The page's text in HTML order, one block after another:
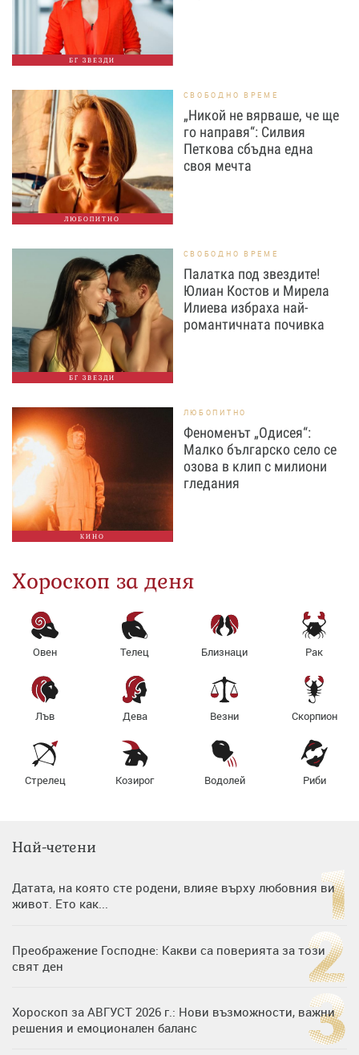
БГ ЗВЕЗДИ
ЛЮБОПИТНО
СВОБОДНО ВРЕМЕ
„Никой не вярваше, че ще
го направя“: Силвия
Петкова сбъдна една
своя мечта
БГ ЗВЕЗДИ
СВОБОДНО ВРЕМЕ
Палатка под звездите!
Юлиан Костов и Мирела
Илиева избраха най-
романтичната почивка
КИНО
ЛЮБОПИТНО
Феноменът „Одисея“:
Малко българско село се
озова в клип с милиони
гледания
Хороскоп за деня
Овен Телец Близнаци Рак
Лъв Дева Везни Скорпион
Стрелец Козирог Водолей Риби
Най-четени
Датата, на която сте родени, влияе върху любовния ви
живот. Ето как...
Преображение Господне: Какви са поверията за този
свят ден
Хороскоп за АВГУСТ 2026 г.: Нови възможности, важни
решения и емоционален баланс